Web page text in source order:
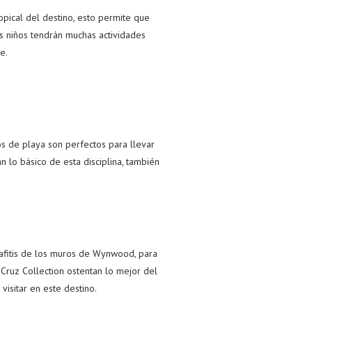
del destino, esto permite que
tendrán muchas actividades
de playa son perfectos para llevar
lo básico de esta disciplina, también
de los muros de Wynwood, para
Collection ostentan lo mejor del
en este destino.